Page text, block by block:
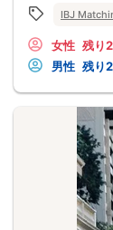
IBJ
女性 残り
男性 残り